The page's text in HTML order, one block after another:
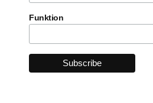
Funktion